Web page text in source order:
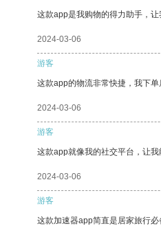
这款app是我购物的得力助手，让
2024-03-06
游客
这款app的物流非常快捷，我下单
2024-03-06
游客
这款app就像我的社交平台，让我
2024-03-06
游客
这款加速器app简直是居家旅行